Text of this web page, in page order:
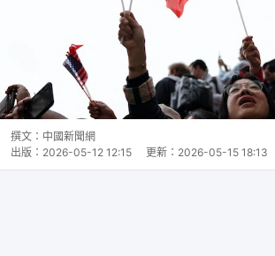
撰文： 中國新聞網
出版： 2026-05-12 12:15 更新： 2026-05-15 18:13